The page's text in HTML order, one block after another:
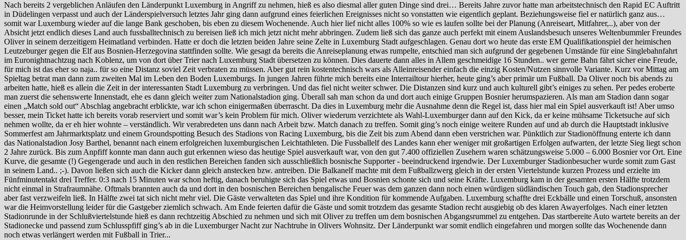
Nach bereits 2 vergeblichen Anläufen den Länderpunkt Luxemburg in Angriff zu nehmen, hieß es also diesmal aller guten Dinge sind drei… Bereits Jahre zuvor hatte man arbeitstechnisch den Rapid EC Auftritt
in Düdelingen verpasst und auch der Länderspielversuch letztes Jahr ging dann aufgrund eines feierlichen Ereignisses nicht so vonstatten wie eigentlich geplant. Beziehungsweise fiel er natürlich ganz aus…
somit war Luxemburg wieder auf die lange Bank geschoben, bis eben zu diesem Wochenende. Auch hier lief nicht alles 100% so wie es laufen sollte bei der Planung (Anreiseart, Mitfahrer,..), aber von der
Absicht jetzt endlich dieses Land auch fussballtechnisch zu bereisen ließ ich mich jetzt nicht mehr abbringen. Zudem ließ sich das ganze auch perfekt mit einem Auslandsbesuch unseres Weltenbummler Freundes
Oliver in seinem derzeitigem Heimatland verbinden. Hatte er doch die letzten beiden Jahre seine Zelte in Luxemburg Stadt aufgeschlagen. Genau dort wo heute das erste EM Qualifikationspiel der heimischen
Leutzeburger gegen die Elf aus Bosnien-Herzegovina stattfinden sollte. Wie gesagt da bereits die Anreiseplanung etwas rumpelte, entschied man sich aufgrund der gegebenen Umstände für eine Singlebahnfahrt
im Euronightnachtzug nach Koblenz, um von dort über Trier nach Luxemburg Stadt übersetzen zu können. Dies dauerte dann alles in Allem geschmeidige 16 Stunden.. wer gerne Bahn fährt sicher eine Freude,
für mich ist das eher so naja.. für so eine Distanz soviel Zeit verbraten zu müssen. Aber gut rein kostentechnisch wars als Alleinreisender einfach die einzig Kosten/Nutzen sinnvolle Variante. Kurz vor Mittag am
Spieltag betrat man dann zum zweiten Mal im Leben den Boden Luxemburgs. In jungen Jahren führte mich bereits eine Interrailtour hierher, heute ging’s aber primär um Fußball. Da Oliver noch bis abends zu
arbeiten hatte, hieß es allein die Zeit in der interessanten Stadt Luxemburg zu verbringen. Und das fiel nicht weiter schwer. Die Distanzen sind kurz und auch kulturell gibt’s einiges zu sehen. Per pedes eroberte
man zuerst die sehenswerte Innenstadt, ehe es dann gleich weiter zum Nationalstadion ging. Überall sah man schon da und dort auch einige Gruppen Bosnier herumspazieren. Als man am Stadion dann sogar
einen „Match sold out“ Abschlag angebracht erblickte, war ich schon einigermaßen überrascht. Da dies in Luxemburg mehr die Ausnahme denn die Regel ist, dass hier mal ein Spiel ausverkauft ist! Aber umso
besser, mein Ticket hatte ich bereits vorab reserviert und somit war’s kein Problem für mich. Oliver wiederum verzichtete als Wahl-Luxemburger dann auf den Kick, da er keine mühsame Ticketsuche auf sich
nehmen wollte, da er eh hier wohnte – verständlich. Wir verabredeten uns dann nach Arbeit bzw. Match danach zu treffen. Somit ging’s noch einige weitere Runden auf und ab durch die Hauptstadt inklusive
Sommerfest am Jahrmarktsplatz und einem Groundspotting Besuch des Stadions von Racing Luxemburg, bis die Zeit bis zum Abend dann eben verstrichen war. Pünktlich zur Stadionöffnung enterte ich dann
das Nationalstadion Josy Barthel, benannt nach einem erfolgreichen luxemburgischen Leichtathleten. Die Fussballelf des Landes kann eher weniger mit großartigen Erfolgen aufwarten, der letzte Sieg liegt schon
2 Jahre zurück. Bis zum Anpfiff konnte man dann auch gut erkennen wieso das heutige Spiel ausverkauft war, von den gut 7.400 offiziellen Zusehern waren schätzungsweise 5.000 – 6.000 Bosnier vor Ort. Eine
Kurve, die gesamte (!) Gegengerade und auch in den restlichen Bereichen fanden sich ausschließlich bosnische Supporter - beeindruckend irgendwie. Der Luxemburger Stadionbesucher wurde somit zum Gast
in seinem Land.. ;-). Davon ließen sich auch die Kicker dann gleich anstecken bzw. antreiben. Die Balkanelf machte mit dem Fußballzwerg gleich in der ersten Viertelstunde kurzen Prozess und erzielte im
Fünfminutentakt drei Treffer. 0:3 nach 15 Minuten war schon heftig, danach beruhigte sich das Spiel etwas und Bosnien schonte sich und seine Kräfte. Luxemburg kam in der gesamten ersten Hälfte trotzdem
nicht einmal in Strafraumnähe. Oftmals brannten auch da und dort in den bosnischen Bereichen bengalische Feuer was dem ganzen dann noch einen würdigen südländischen Touch gab, den Stadionsprecher
aber fast verzweifeln ließ. In Hälfte zwei tat sich nicht mehr viel. Die Gäste verwalteten das Spiel und ihre Kondition für kommende Aufgaben. Luxemburg schaffte drei Eckbälle und einen Torschuß, ansonsten
war die Heimvorstellung leider für die Gastgeber ziemlich schwach. Am Ende feierten dafür die Gäste und somit trotzdem das gesamte Stadion recht ausgiebig ob des klaren Awayerfolges. Nach einer letzten
Stadionrunde in der Schlußviertelstunde hieß es dann rechtzeitig Abschied zu nehmen und sich mit Oliver zu treffen um dem bosnischen Abgangsrummel zu entgehen. Das startbereite Auto wartete bereits an der
Stadionecke und passend zum Schlusspfiff ging’s ab in die Luxemburger Nacht zur Nachtruhe in Olivers Wohnsitz. Der Länderpunkt war somit endlich eingefahren und morgen sollte das Wochenende dann
noch etwas verlängert werden mit Fußball in Trier...